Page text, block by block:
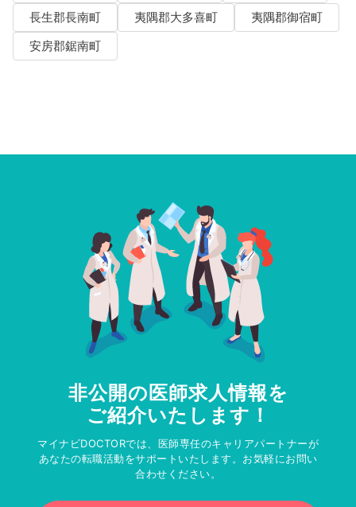
長生郡長南町
夷隅郡大多喜町
夷隅郡御宿町
安房郡鋸南町
非公開の医師求人情報を
ご紹介いたします！
マイナビDOCTORでは、医師専任のキャリアパートナーが
あなたの転職活動をサポートいたします。お気軽にお問い
合わせください。